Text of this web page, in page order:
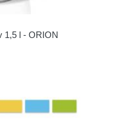
1,5 l - ORION